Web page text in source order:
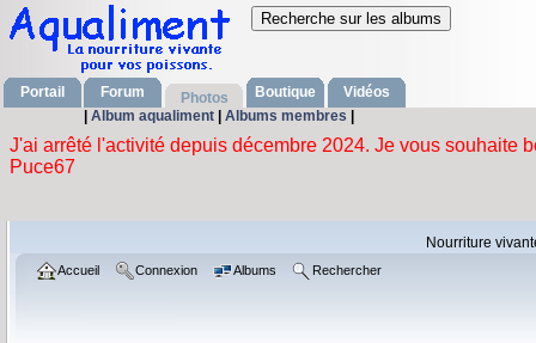
Portail Forum Photos Boutique
Vidéos
Album aqualiment Albums membres
Nourriture
Accueil Connexion Albums Rechercher